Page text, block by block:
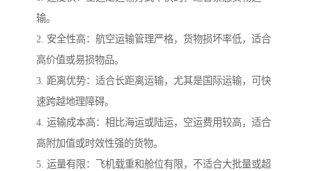
输。
2. 安全性高：航空运输管理严格，货物损坏率低，适合
高价值或易损物品。
3. 距离优势：适合长距离运输，尤其是国际运输，可快
速跨越地理障碍。
4. 运输成本高：相比海运或陆运，空运费用较高，适合
高附加值或时效性强的货物。
5. 运量有限：飞机载重和舱位有限，不适合大批量或超